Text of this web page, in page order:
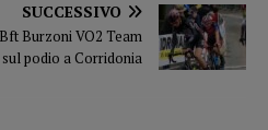
SUCCESSIVO
Burzoni VO2 Team
sul podio a Corridonia